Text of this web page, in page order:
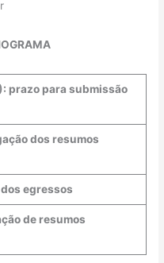
prazo para submissão
dos resumos
egressos
de resumos